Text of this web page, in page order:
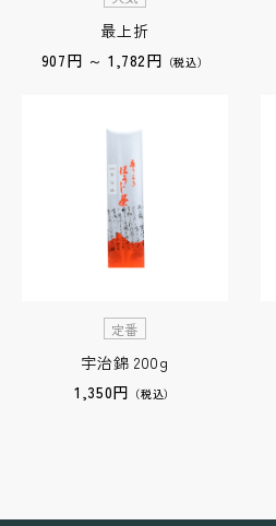
最上折
907円 ～ 1,782円 （税込）
定番
宇治錦 200g
1,350円 （税込）